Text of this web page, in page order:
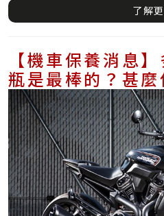
了解
【機車保養消息
瓶是最棒的？甚麼
你的電瓶？